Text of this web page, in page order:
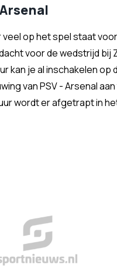
op het spel staat voor
voor de wedstrijd bij
kan je al inschakelen op
van PSV - Arsenal
wordt er afgetrapt in